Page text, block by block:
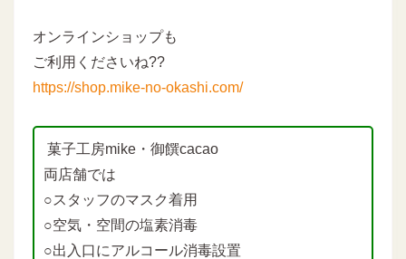
オンラインショップも
ご利用くださいね??
https://shop.mike-no-okashi.com/
菓子工房mike・御饌cacao
両店舗では
○スタッフのマスク着用
○空気・空間の塩素消毒
○出入口にアルコール消毒設置